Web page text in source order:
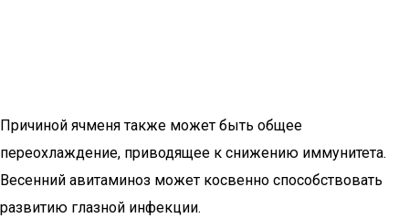
Причиной ячменя также может быть общее
переохлаждение, приводящее к снижению иммунитета.
Весенний авитаминоз может косвенно способствовать
развитию глазной инфекции.